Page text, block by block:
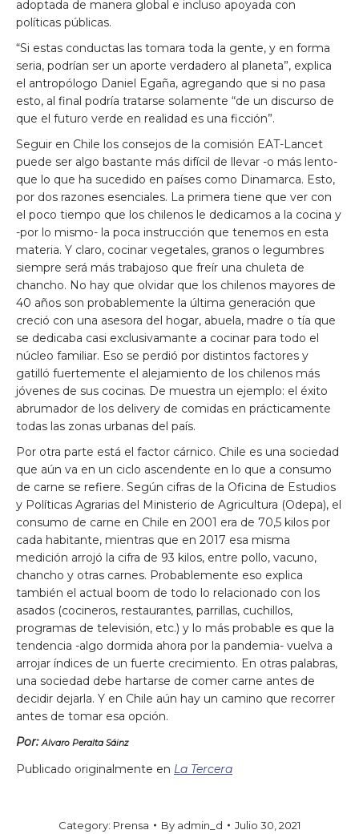
adoptada de manera global e incluso apoyada con
políticas públicas.
“Si estas conductas las tomara toda la gente, y en forma
seria, podrían ser un aporte verdadero al planeta”, explica
el antropólogo Daniel Egaña, agregando que si no pasa
esto, al final podría tratarse solamente “de un discurso de
que el futuro verde en realidad es una ficción”.
Seguir en Chile los consejos de la comisión EAT-Lancet
puede ser algo bastante más difícil de llevar -o más lento-
que lo que ha sucedido en países como Dinamarca. Esto,
por dos razones esenciales. La primera tiene que ver con
el poco tiempo que los chilenos le dedicamos a la cocina y
-por lo mismo- la poca instrucción que tenemos en esta
materia. Y claro, cocinar vegetales, granos o legumbres
siempre será más trabajoso que freír una chuleta de
chancho. No hay que olvidar que los chilenos mayores de
40 años son probablemente la última generación que
creció con una asesora del hogar, abuela, madre o tía que
se dedicaba casi exclusivamante a cocinar para todo el
núcleo familiar. Eso se perdió por distintos factores y
gatilló fuertemente el alejamiento de los chilenos más
jóvenes de sus cocinas. De muestra un ejemplo: el éxito
abrumador de los delivery de comidas en prácticamente
todas las zonas urbanas del país.
Por otra parte está el factor cárnico. Chile es una sociedad
que aún va en un ciclo ascendente en lo que a consumo
de carne se refiere. Según cifras de la Oficina de Estudios
y Políticas Agrarias del Ministerio de Agricultura (Odepa), el
consumo de carne en Chile en 2001 era de 70,5 kilos por
cada habitante, mientras que en 2017 esa misma
medición arrojó la cifra de 93 kilos, entre pollo, vacuno,
chancho y otras carnes. Probablemente eso explica
también el actual boom de todo lo relacionado con los
asados (cocineros, restaurantes, parrillas, cuchillos,
programas de televisión, etc.) y lo más probable es que la
tendencia -algo dormida ahora por la pandemia- vuelva a
arrojar índices de un fuerte crecimiento. En otras palabras,
una sociedad debe hartarse de comer carne antes de
decidir dejarla. Y en Chile aún hay un camino que recorrer
antes de tomar esa opción.
Por:Alvaro Peralta Sáinz
Publicado originalmente en La Tercera
Category: Prensa By admin_d
Julio 30, 2021